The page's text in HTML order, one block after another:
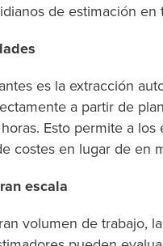
de estimación en
es la extracción
a partir de
Esto permite a los
costes en lugar de en
escala
volumen de trabajo,